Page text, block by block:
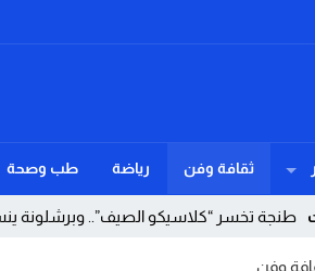
ثقافة وفن رياضة طب وصحة
طنجة تخسر “كلاسيكو الصيف”.. وبرشلونة
Stopوفن